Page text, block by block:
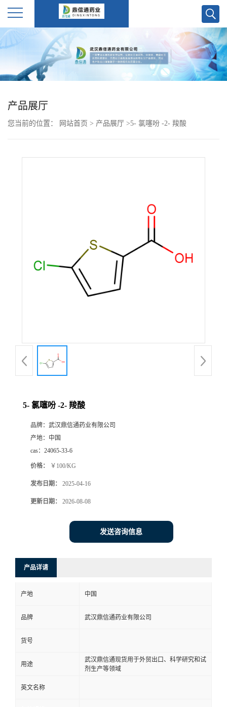
公
产
产品展厅
您当前的位置： 网站首页 > 产品展厅 >5- 氯噻吩 -2- 羧酸
5- 氯噻吩 -2- 羧酸
品牌： 武汉鼎信通药业有限公司
产地： 中国
cas： 24065-33-6
价格： ￥100/KG
发布日期： 2025-04-16
更新日期： 2026-08-08
发送咨询信息
产品详请
产地 中国
品牌 武汉鼎信通药业有限公司
货号
用途
武汉鼎信通现货用于外贸出口、科学研究和试
剂生产等领域
英文名称